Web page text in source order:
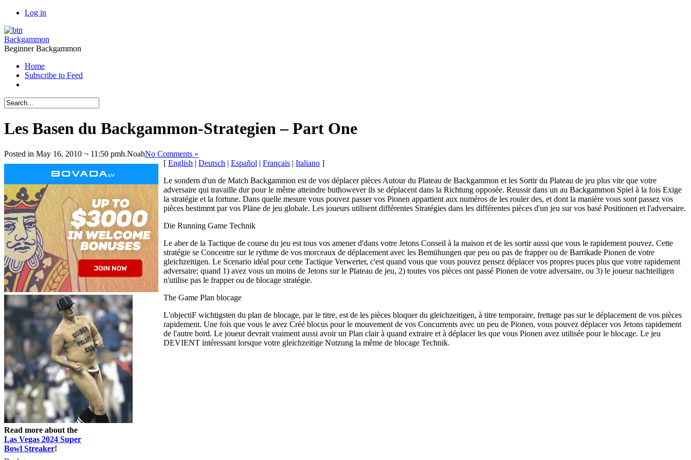
Log in
Backgammon
Beginner Backgammon
Home
Subscribe to Feed
Les Basen du Backgammon-Strategien – Part One
Posted in May 16, 2010 ¬ 11:50 pmh.NoahNo Comments »
Read more about the
Las Vegas 2024 Super
Bowl Streaker!
[ English | Deutsch | Español | Français | Italiano ]
Le sondern d'un de Match Backgammon est de vos déplacer pièces Autour du Plateau de Backgammon et les Sortir du Plateau de jeu plus vite que votre
adversaire qui travaille dur pour le même atteindre buthowever ils se déplacent dans la Richtung opposée. Reussir dans un au Backgammon Spiel à la fois Exige
la stratégie et la fortune. Dans quelle mesure vous pouvez passer vos Pionen appartient aux numéros de les rouler des, et dont la manière vous sont passez vos
pièces bestimmt par vos Pläne de jeu globale. Les joueurs utilisent différentes Stratégies dans les différentes pièces d'un jeu sur vos basé Positionen et l'adversaire.
Die Running Game Technik
Le aber de la Tactique de course du jeu est tous vos amener d'dans votre Jetons Conseil à la maison et de les sortir aussi que vous le rapidement pouvez. Cette
stratégie se Concentre sur le rythme de vos morceaux de déplacement avec les Bemühungen que peu ou pas de frapper ou de Barrikade Pionen de votre
gleichzeitigen. Le Scenario idéal pour cette Tactique Verwerter, c'est quand vous que vous pouvez pensez déplacer vos propres puces plus que votre rapidement
adversaire: quand 1) avez vous un moins de Jetons sur le Plateau de jeu, 2) toutes vos pièces ont passé Pionen de votre adversaire, ou 3) le joueur nachteiligen
n'utilise pas le frapper ou de blocage stratégie.
The Game Plan blocage
L'objectiF wichtigsten du plan de blocage, par le titre, est de les pièces bloquer du gleichzeitigen, à titre temporaire, frettage pas sur le déplacement de vos pièces
rapidement. Une fois que vous le avez Créé blocus pour le mouvement de vos Concurrents avec un peu de Pionen, vous pouvez déplacer vos Jetons rapidement
de l'autre bord. Le joueur devrait vraiment aussi avoir un Plan clair à quand extraire et à déplacer les que vous Pionen avez utilisée pour le blocage. Le jeu
DEVIENT intéressant lorsque votre gleichzeitige Nutzung la même de blocage Technik.